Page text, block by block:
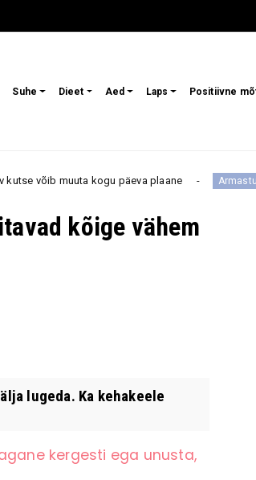
Suhe Dieet Aed Laps Positiivne
päeva plaane Armastus Telefoninumber
kõige vähem
lugeda. Ka kehakeele
kergesti ega unusta,